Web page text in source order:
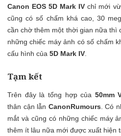
Canon EOS 5D Mark IV chỉ mới
cũng có số chấm khá cao, 30
cần chờ thêm một thời gian nữa thì
những chiếc máy ảnh có số chấm
cấu hình của 5D Mark IV
Tạm kết
Trên đây là tổng hợp của 50mm
thân cận lẫn CanonRumours . Có
mắt và cũng có những chiếc máy
thêm ít lâu nữa mới được xuất hiện